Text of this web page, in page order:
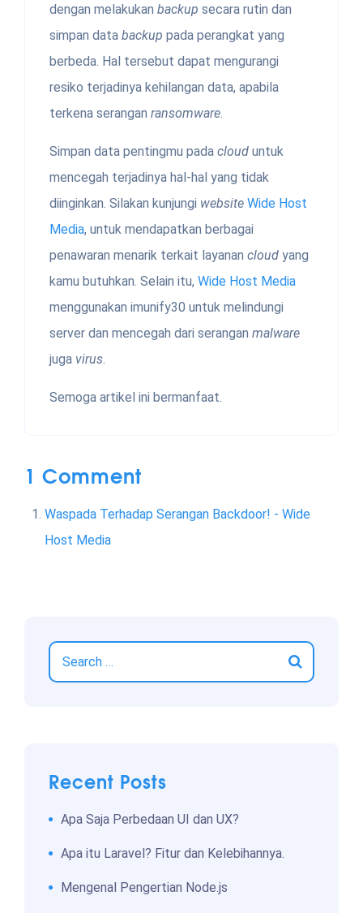
dengan melakukan backup secara rutin dan
simpan data backup pada perangkat yang
berbeda. Hal tersebut dapat mengurangi
resiko terjadinya kehilangan data, apabila
terkena serangan ransomware.
Simpan data pentingmu pada cloud untuk
mencegah terjadinya hal-hal yang tidak
diinginkan. Silakan kunjungi website Wide Host
Media, untuk mendapatkan berbagai
penawaran menarik terkait layanan cloud yang
kamu butuhkan. Selain itu, Wide Host Media
menggunakan imunify30 untuk melindungi
server dan mencegah dari serangan malware
juga virus.
Semoga artikel ini bermanfaat.
1 Comment
Waspada Terhadap Serangan Backdoor! - Wide
Host Media
Recent Posts
Apa Saja Perbedaan UI dan UX?
Apa itu Laravel? Fitur dan Kelebihannya.
Mengenal Pengertian Node.js